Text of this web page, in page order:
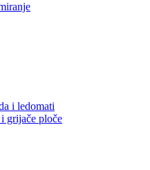
i ledomati
grijače ploče